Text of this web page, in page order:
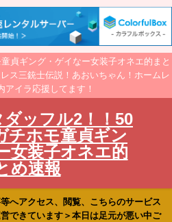
貞ギング・ゲイなー女装子オネエ的まと
ス三銃士伝説！あおいちゃん！ホームレ
アイラ応援してます！
ッフル2！！50
チホモ童貞ギン
女装子オネエ的
め速報
へアクセス、閲覧、こちらのサービス
できています＞本日は足元が悪い中ご